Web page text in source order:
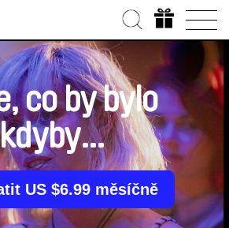
co by bylo
kdyby…
US $6.99 měsíčně